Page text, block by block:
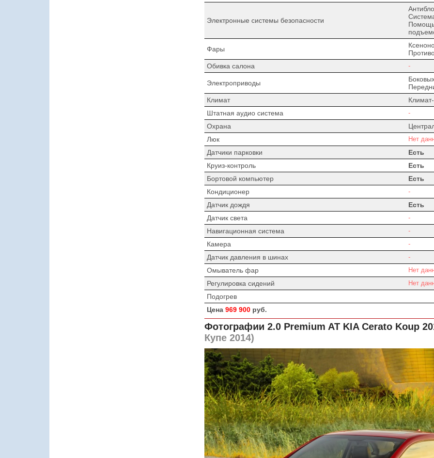
Электронные системы безопасности
Помощь
Фары
Обивка салона
-
Электроприводы
Климат
Штатная аудио система
-
Охрана
Люк
Нет
Датчики парковки
Есть
Круиз-контроль
Есть
Бортовой компьютер
Есть
Кондиционер
-
Датчик дождя
Есть
Датчик света
-
Навигационная система -
Камера -
Датчик давления в шинах -
Омыватель фар Нет
Регулировка сидений Нет
Подогрев
Цена 969 900руб.
Фотографии 2.0 Premium AT KIA Cerato Koup
Купе 2014)